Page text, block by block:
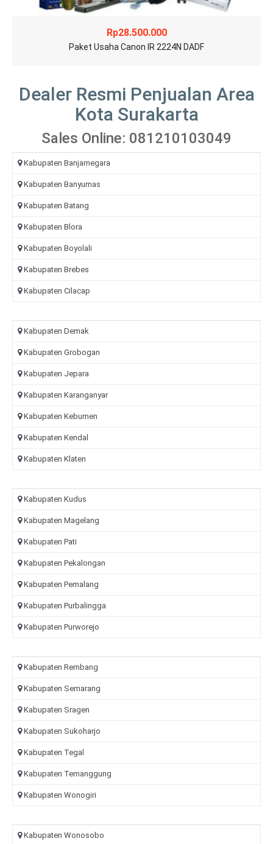
Rp28.500.000
Paket Usaha Canon IR 2224N DADF
Dealer Resmi Penjualan Area
Kota Surakarta
Sales Online: 081210103049
Kabupaten Banjarnegara
Kabupaten Banyumas
Kabupaten Batang
Kabupaten Blora
Kabupaten Boyolali
Kabupaten Brebes
Kabupaten Cilacap
Kabupaten Demak
Kabupaten Grobogan
Kabupaten Jepara
Kabupaten Karanganyar
Kabupaten Kebumen
Kabupaten Kendal
Kabupaten Klaten
Kabupaten Kudus
Kabupaten Magelang
Kabupaten Pati
Kabupaten Pekalongan
Kabupaten Pemalang
Kabupaten Purbalingga
Kabupaten Purworejo
Kabupaten Rembang
Kabupaten Semarang
Kabupaten Sragen
Kabupaten Sukoharjo
Kabupaten Tegal
Kabupaten Temanggung
Kabupaten Wonogiri
Kabupaten Wonosobo